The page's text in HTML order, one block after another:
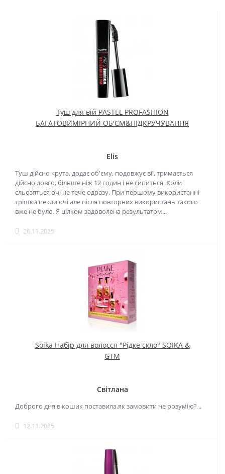
Туш для вій PASTEL PROFASHION
БАГАТОВИМІРНИЙ ОБ'ЄМ&ПІДКРУЧУВАННЯ
Elis
Туш дійсно крута, додає об'єму, подовжує вії, тримається
дійсно довго, більше ніж 12 годин і не сипиться. Коли
сльозяться очі не тече одразу. При першому використанні
трішки пекли очі але після повторних використань такого
вже не було. Я цілком задоволена результатом...
26.11.2025
Soika Набір для волосся "Рідке скло" SOIKA &
GTM
Світлана
Доброго дня в кошик поставила,як замовити не розумію? ..
12.11.2025